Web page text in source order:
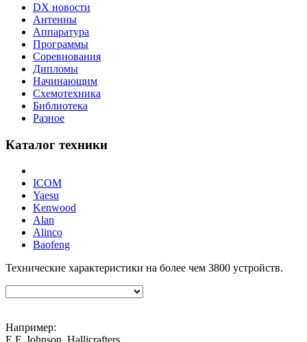
DX новости
Антенны
Аппаратура
Программы
Соревнования
Дипломы
Начинающим
Схемотехника
Библиотека
Разное
Каталог техники
ICOM
Yaesu
Kenwood
Alan
Alinco
Baofeng
Технические характеристики на более чем 3800 устройств.
Например: